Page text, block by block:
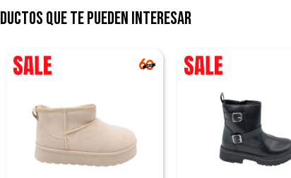
que te pueden interesar